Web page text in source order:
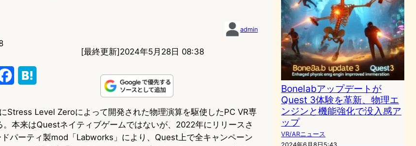
admin
[最終更新]2024年5月28日 08:38
c
e
t
e
Stress Level Zeroによって開発された物理演算を駆使したPC VR専
。本来はQuestネイティブゲームではないが、2022年にリリースさ
パーティ製mod「Labworks」により、Quest上で全キャンペーン
Bonelabアップデートが
Quest 3体験を革新、物理エ
ンジンと機能強化で没入感ア
ップ
VR/ARニュース